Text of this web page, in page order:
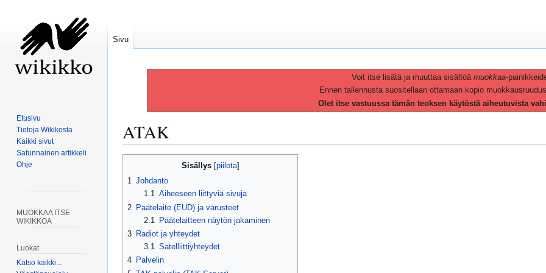
Voit itse lisätä ja muuttaa sisältöä muokkaa-
Ennen tallennusta suositellaan ottamaan kopio
Olet itse vastuussa tämän teoksen käytöstä aiheutuvista
ATAK
Sisällys
1 Johdanto
1.1 Aiheeseen liittyviä sivuja
2 Päätelaite (EUD) ja varusteet
2.1
Päätelaitteen näytön jakaminen
3 Radiot ja yhteydet
3.1
Satelliittiyhteydet
4 Palvelin
Sivu
Etusivu
Tietoja Wikikosta
Kaikki sivut
Satunnainen artikkeli
Ohje
MUOKKAA ITSE
WIKIKKOA
Luokat
Katso kaikki...